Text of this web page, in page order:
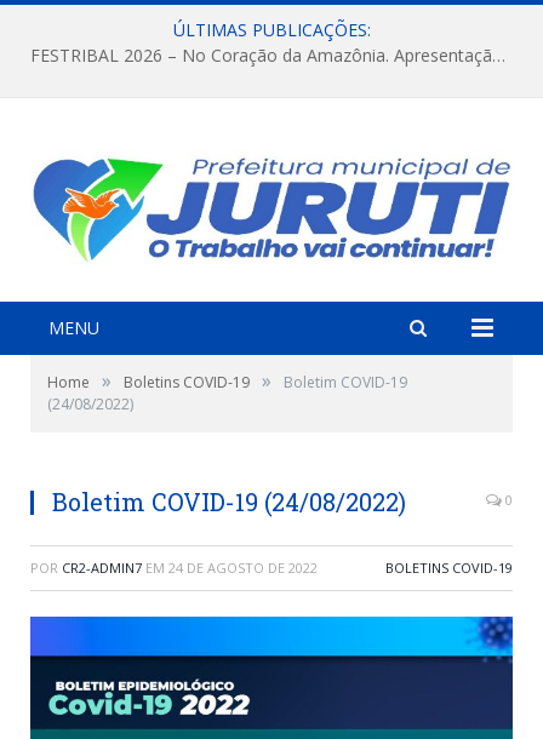
ÚLTIMAS PUBLICAÇÕES:
FESTRIBAL 2026 – No Coração da Amazônia. Apresentação da Munduruku.
MENU
Home » Boletins COVID-19 »
Boletim COVID-19
(24/08/2022)
Boletim COVID-19 (24/08/2022) 0
POR CR2-ADMIN7 EM 24 DE AGOSTO DE 2022 BOLETINS COVID-19